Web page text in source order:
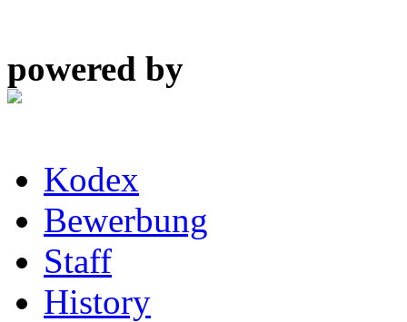
powered by
Kodex
Bewerbung
Staff
History